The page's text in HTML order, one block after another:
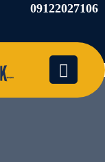
09122027106